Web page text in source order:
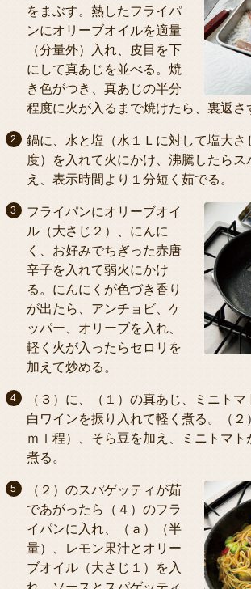
をまぶす。熱したフライパ
ンにオリーブオイルを適量
（分量外）入れ、皮目を下
にして真あじを並べる。焼
き色がつき、真あじの半分
程度に火が入るまで焼けたら、裏返さ
鍋に、水と塩（水１Ｌに対して塩大さ
度）を入れて火にかけ、沸騰したらス
え、表示時間より１分短く茹でる。
フライパンにオリーブオイ
ル（大さじ２）、にんに
く、お好みでちぎった赤唐
辛子を入れて弱火にかけ
る。にんにくが色づき香り
が出たら、アンチョビ、ケ
ッパー、オリーブを入れ、
軽く火が入ったらセロリを
加えて炒める。
（３）に、（１）の真あじ、ミニトマ
白ワインを振り入れて軽く煮る。（２
ｍｌ程）、そら豆を加え、ミニトマト
煮る。
（２）のスパゲッティが茹
であがったら（４）のフラ
イパンに入れ、（ａ）（半
量）、レモン果汁とオリー
ブオイル（大さじ１）を入